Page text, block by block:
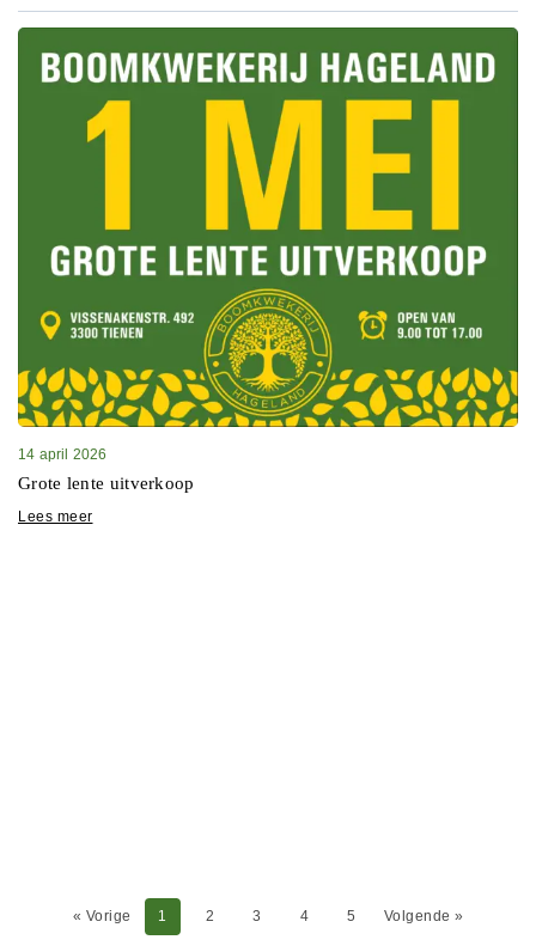
14 april 2026
Grote lente uitverkoop
Lees meer
« Vorige 1 2 3 4 5 Volgende »